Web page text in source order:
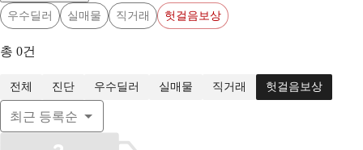
우수딜러
실매물 직거래 헛걸음보상
총 0건
전체 진단 우수딜러 실매물 직거래 헛걸음보상
최근 등록순